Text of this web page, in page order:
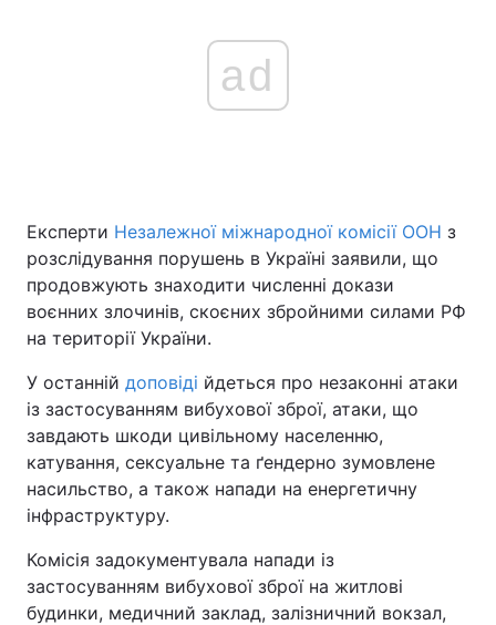
Головна Війна
Україна Політика
Спорт Наука
Техно і зв'язок Лайт
Зброя
Здоров'я Туризм
Цікавинки Погода
ad
Експерти Незалежної міжнародної комісії ООН з
розслідування порушень в Україні заявили, що
продовжують знаходити численні докази
воєнних злочинів, скоєних збройними силами РФ
на території України.
У останній доповіді йдеться про незаконні атаки
із застосуванням вибухової зброї, атаки, що
завдають шкоди цивільному населенню,
катування, сексуальне та ґендерно зумовлене
насильство, а також напади на енергетичну
інфраструктуру.
Комісія задокументувала напади із
застосуванням вибухової зброї на житлові
будинки, медичний заклад, залізничний вокзал,